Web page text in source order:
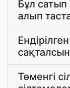
Бұл сатып
алып
Төменгі